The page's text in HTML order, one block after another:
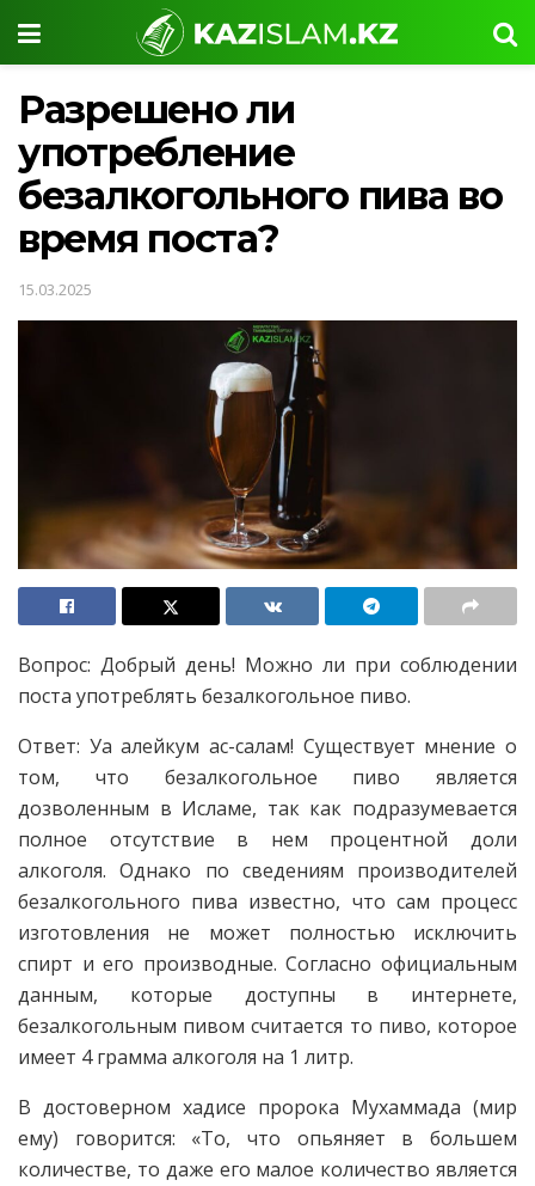
Разрешено ли
употребление
безалкогольного пива во
время поста?
15.03.2025
Вопрос: Добрый день! Можно ли при соблюдении
поста употреблять безалкогольное пиво.
Ответ: Уа алейкум ас-салам! Существует мнение о
том, что безалкогольное пиво является
дозволенным в Исламе, так как подразумевается
полное отсутствие в нем процентной доли
алкоголя. Однако по сведениям производителей
безалкогольного пива известно, что сам процесс
изготовления не может полностью исключить
спирт и его производные. Согласно официальным
данным, которые доступны в интернете,
безалкогольным пивом считается то пиво, которое
имеет 4 грамма алкоголя на 1 литр.
В достоверном хадисе пророка Мухаммада (мир
ему) говорится: «То, что опьяняет в большем
количестве, то даже его малое количество является